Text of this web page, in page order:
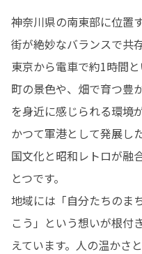
神奈川県の南東部に位置
街が絶妙なバランスで共
東京から電車で約1時間
町の景色や、畑で育つ豊
を身近に感じられる環境
かつて軍港として発展し
国文化と昭和レトロが融
とつです。
地域には「自分たちのま
こう」という想いが根付
えています。人の温かさ